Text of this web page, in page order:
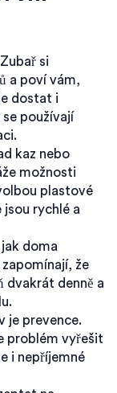
si
a poví vám,
dostat i
používají
kaz nebo
možnosti
plastové
jsou rychlé a
doma
že
dvakrát denně a
je prevence.
problém vyřešit
i nepříjemné